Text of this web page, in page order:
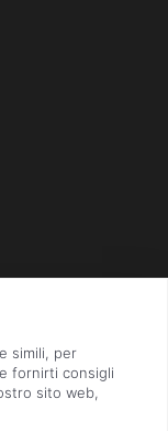
€ 800.000,00